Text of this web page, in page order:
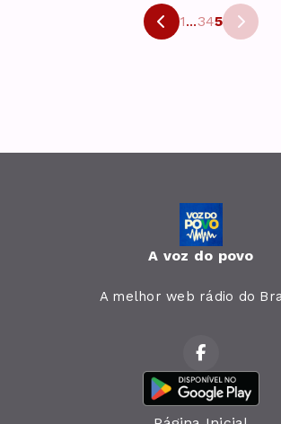
1...345
A voz do povo
A melhor web rádio do